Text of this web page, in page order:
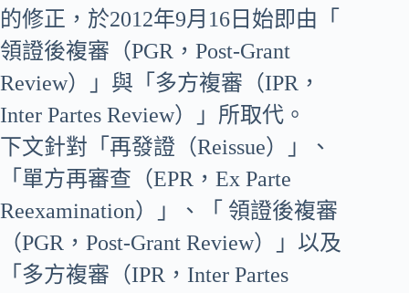
的修正，於2012年9月16日始即由「
領證後複審（PGR，Post-Grant
Review）」與「多方複審（IPR，
Inter Partes Review）」所取代。
下文針對「再發證（Reissue）」、
「單方再審查（EPR，Ex Parte
Reexamination）」、「 領證後複審
（PGR，Post-Grant Review）」以及
「多方複審（IPR，Inter Partes